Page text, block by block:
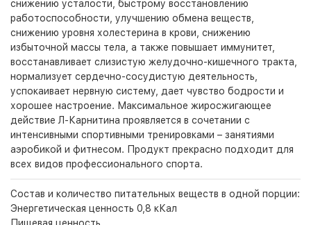
снижению усталости, быстрому восстановлению
работоспособности, улучшению обмена веществ,
снижению уровня холестерина в крови, снижению
избыточной массы тела, а также повышает иммунитет,
восстанавливает слизистую желудочно-кишечного тракта,
нормализует сердечно-сосудистую деятельность,
успокаивает нервную систему, дает чувство бодрости и
хорошее настроение. Максимальное жиросжигающее
действие Л-Карнитина проявляется в сочетании с
интенсивными спортивными тренировками – занятиями
аэробикой и фитнесом. Продукт прекрасно подходит для
всех видов профессионального спорта.
Состав и количество питательных веществ в одной порции:
Энергетическая ценность 0,8 кКал